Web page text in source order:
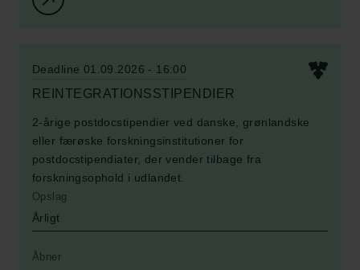
Deadline 01.09.2026 - 16:00
REINTEGRATIONSSTIPENDIER
2-årige postdocstipendier ved danske, grønlandske
eller færøske forskningsinstitutioner for
postdocstipendiater, der vender tilbage fra
forskningsophold i udlandet.
Opslag
Årligt
Åbner